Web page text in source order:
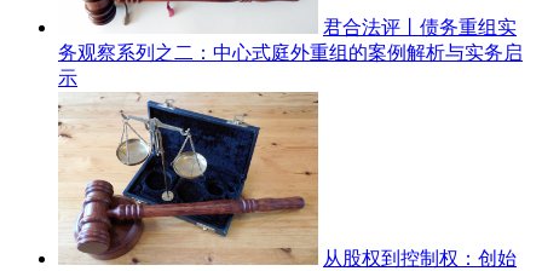
君合法评丨债务重组实
务观察系列之二：中心式庭外重组的案例解析与实务启
示
从股权到控制权：创始